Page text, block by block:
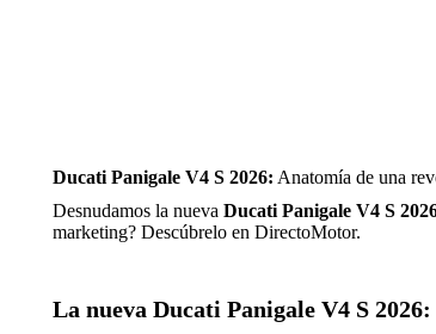
Ducati Panigale V4 S 2026: Anatomía de una
Desnudamos la nueva Ducati Panigale V4 S
marketing? Descúbrelo en DirectoMotor.
La nueva Ducati Panigale V4 S 2026: